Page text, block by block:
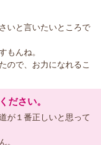
いと言いたいところで
もんね。
ので、お力になれるこ
ださい。
が１番正しいと思って
。